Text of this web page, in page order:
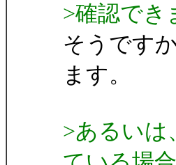
>確認でき
そうです
ます。
>あるいは